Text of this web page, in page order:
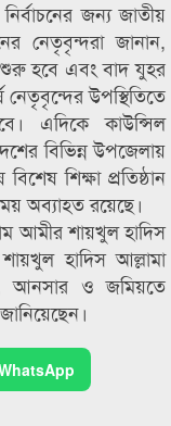
জন্য জাতীয়
নেতৃবৃন্দরা জানান,
শুরু হবে এবং বাদ যুহর
উপস্থিতিতে
এদিকে কাউন্সিল
বিভিন্ন উপজেলায়
শিক্ষা প্রতিষ্ঠান
অব্যাহত রয়েছে।
আমীর শায়খুল হাদিস
হাদিস আল্লামা
আনসার ও জমিয়তে